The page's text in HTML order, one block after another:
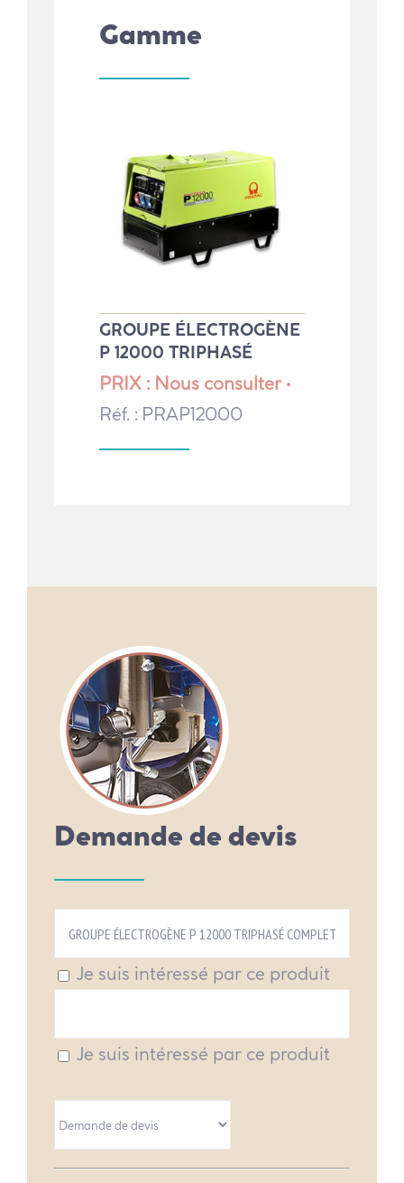
Gamme
GROUPE ÉLECTROGÈNE
P 12000 TRIPHASÉ
PRIX : Nous consulter •
Réf. : PRAP12000
Demande de devis
Je suis intéressé par ce produit
Je suis intéressé par ce produit